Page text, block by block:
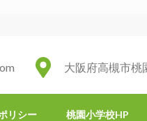
大阪府高槻市桃
リシー 桃園小学校HP